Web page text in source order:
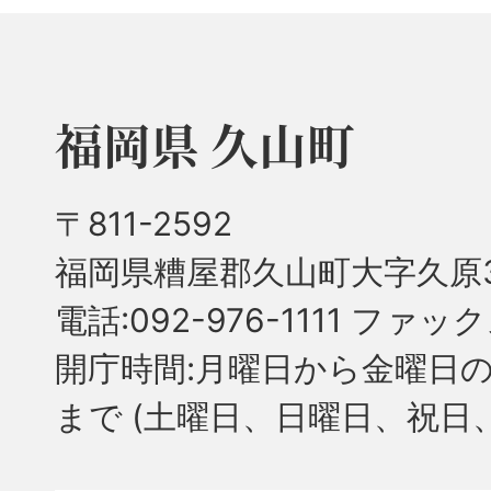
福岡県 久山町
〒811-2592
福岡県糟屋郡久山町大字久
電話:092-976-1111 ファッ
開庁時間:月曜日から金曜日
まで (土曜日、日曜日、祝日